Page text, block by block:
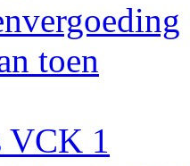
toen
VCK 1